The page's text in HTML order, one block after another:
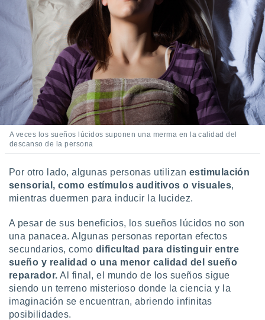
A veces los sueños lúcidos suponen una merma en la calidad del
descanso de la persona
Por otro lado, algunas personas utilizan estimulación
sensorial, como estímulos auditivos o visuales,
mientras duermen para inducir la lucidez.
A pesar de sus beneficios, los sueños lúcidos no son
una panacea. Algunas personas reportan efectos
secundarios, como dificultad para distinguir entre
sueño y realidad o una menor calidad del sueño
reparador. Al final, el mundo de los sueños sigue
siendo un terreno misterioso donde la ciencia y la
imaginación se encuentran, abriendo infinitas
posibilidades.